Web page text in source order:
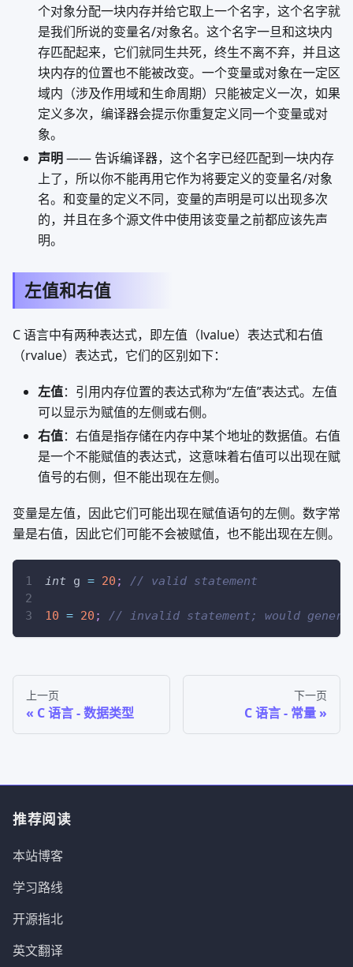
个对象分配一块内存并给它取上一个名字，这个名字就
是我们所说的变量名/对象名。这个名字一旦和这块内
存匹配起来，它们就同生共死，终生不离不弃，并且这
块内存的位置也不能被改变。一个变量或对象在一定区
域内（涉及作用域和生命周期）只能被定义一次，如果
定义多次，编译器会提示你重复定义同一个变量或对
象。
声明—— 告诉编译器，这个名字已经匹配到一块内存
上了，所以你不能再用它作为将要定义的变量名/对象
名。和变量的定义不同，变量的声明是可以出现多次
的，并且在多个源文件中使用该变量之前都应该先声
明。
左值和右值
C 语言中有两种表达式，即左值（lvalue）表达式和右值
（rvalue）表达式，它们的区别如下：
左值：引用内存位置的表达式称为“左值”表达式。左值
可以显示为赋值的左侧或右侧。
右值：右值是指存储在内存中某个地址的数据值。右值
是一个不能赋值的表达式，这意味着右值可以出现在赋
值号的右侧，但不能出现在左侧。
变量是左值，因此它们可能出现在赋值语句的左侧。数字常
量是右值，因此它们可能不会被赋值，也不能出现在左侧。
int g = 20 ; // valid statement
10 = 20 ; // invalid statement; would
上一页
C 语言 - 数据类型
下一页
C 语言 - 常量
推荐阅读
本站博客
学习路线
开源指北
英文翻译